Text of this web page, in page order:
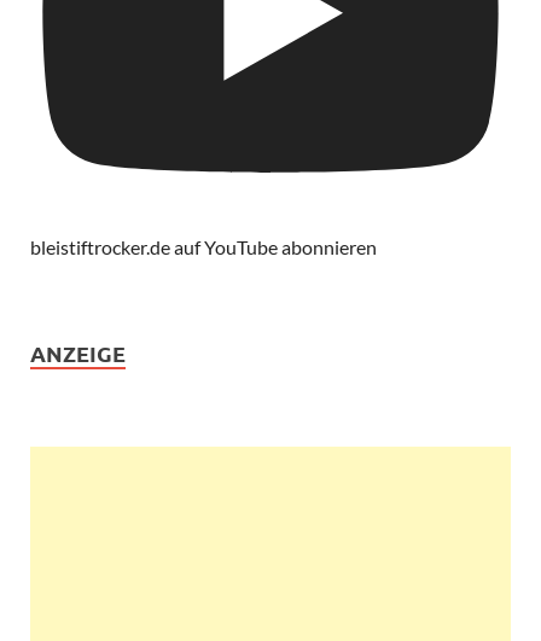
bleistiftrocker.de auf YouTube abonnieren
ANZEIGE